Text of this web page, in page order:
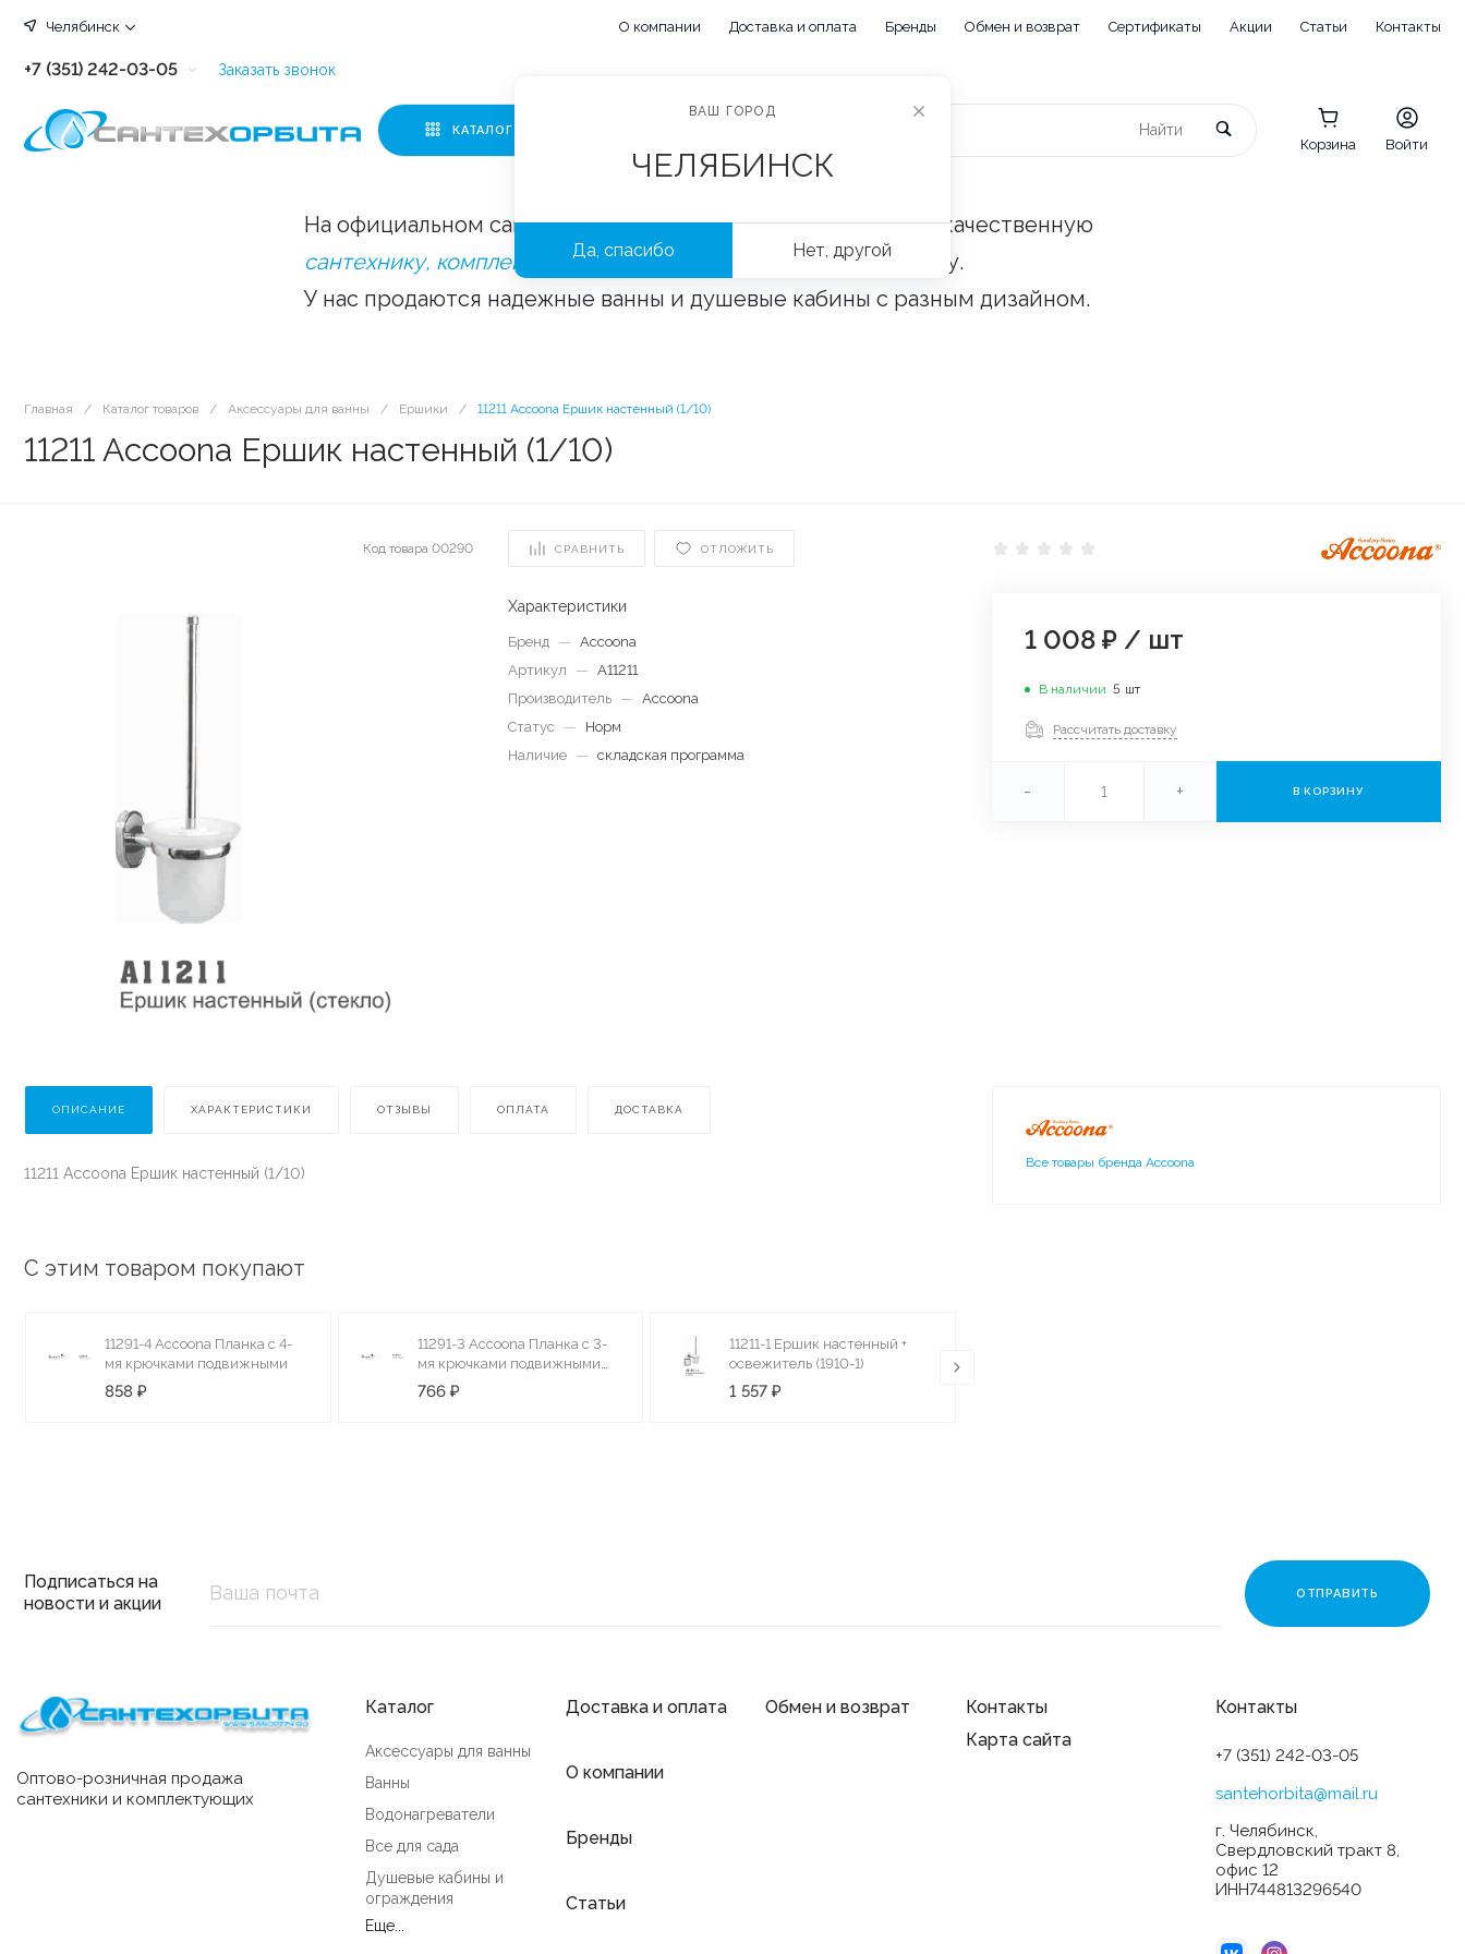
Челябинск О компании Доставка и оплата Бренды Обмен и возврат Сертификаты Акции Статьи Контакты
+7 (351) 242-03-05
+7 (351) 242-03-63
Заказать звонок
КАТАЛОГ
Корзина Войти
На официальном сайте «Сантехорбита» вы можете купить качественную
сантехнику, комплектующие и аксессуары
оптом и в розницу.
У нас продаются надежные ванны и душевые кабины с разным дизайном.
Главная / Каталог товаров / Аксессуары для ванны / Ершики / 11211 Accoona Ершик настенный (1/10)
11211 Accoona Ершик настенный (1/10)
Код товара 00290 СРАВНИТЬ ОТЛОЖИТЬ
Характеристики
Бренд — Accoona
Артикул
— A11211
Производитель
— Accoona
Статус
—
Норм
Наличие
— складская программа
1 008 ₽ / шт
В наличии 5 шт
Рассчитать доставку
- + В КОРЗИНУ
ОПИСАНИЕ ХАРАКТЕРИСТИКИ ОТЗЫВЫ ОПЛАТА ДОСТАВКА
11211 Accoona Ершик настенный (1/10)
С этим товаром покупают
11291-4 Accoona Планка с 4-
мя крючками подвижными
858 ₽
11291-3 Accoona Планка с 3-
мя крючками подвижными
(1915-3)
766 ₽
11211-1 Ершик настенный +
освежитель (1910-1)
1 557 ₽
Все товары бренда Accoona
Подписаться на
новости и акции
Оптово-розничная продажа
сантехники и комплектующих
Каталог
Аксессуары для ванны
Ванны
Водонагреватели
Все для сада
Душевые кабины и
ограждения
Еще...
Доставка и оплата
О компании
Бренды
Статьи
Обмен и возврат
Контакты
Карта сайта
Контакты
+7 (351) 242-03-05
santehorbita@mail.ru
г. Челябинск,
Свердловский тракт 8,
офис 12
ИНН744813296540
ВАШ ГОРОД
ЧЕЛЯБИНСК
Да, спасибо Нет, другой